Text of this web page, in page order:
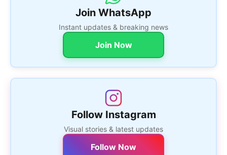
Join WhatsApp
Instant updates & breaking news
Join Now
Follow Instagram
Visual stories & latest updates
Follow Now